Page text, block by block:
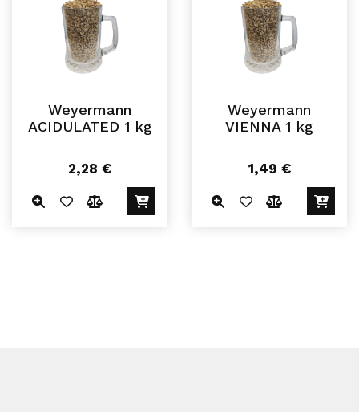
Weyermann
ACIDULATED 1 kg
2,28 €
Weyermann
VIENNA 1 kg
1,49 €